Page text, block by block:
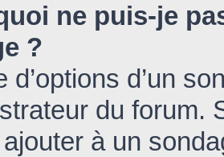
ne puis-je
?
d’options d’un
du forum.
à un